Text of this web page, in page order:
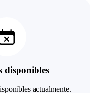
disponibles
actualmente.